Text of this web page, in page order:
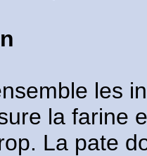
les
la farine
La pate